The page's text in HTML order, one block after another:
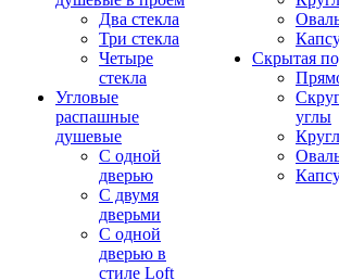
Два стекла
Три стекла
Четыре
стекла
Угловые
распашные
душевые
С одной
дверью
С двумя
дверьми
С одной
дверью в
стиле Loft
Скрытая
углы